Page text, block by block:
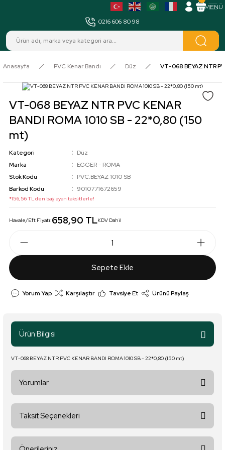
0216 606 80 98
Anasayfa PVC Kenar Bandı Düz VT-068 BEYAZ NTR
VT-068 BEYAZ NTR PVC KENAR
BANDI ROMA 1010 SB - 22*0,80 (150
mt)
Kategori
Düz
Marka
EGGER - ROMA
Stok Kodu
PVC.BEYAZ 1010 SB
Barkod Kodu
9010771672659
*156,56 TL den başlayan taksitlerle!
Havale/Eft Fiyatı:658,90 TLKDV Dahil
Sepete Ekle
Yorum Yap Karşılaştır Tavsiye Et Ürünü Paylaş
Ürün Bilgisi
VT-068 BEYAZ NTR PVC KENAR BANDI ROMA 1010 SB - 22*0,80 (150 mt)
Yorumlar
Taksit Seçenekleri